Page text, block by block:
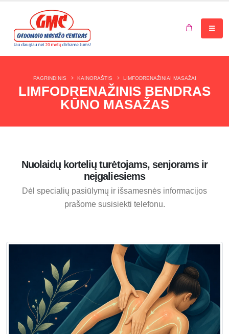
Jūsų krepšelis tuščias.
LIMFODRENAŽINIS BENDRAS
KŪNO MASAŽAS
PAGRINDINIS KAINORAŠTIS LIMFODRENAŽINIAI MASAŽAI
Nuolaidų kortelių turėtojams, senjorams ir
neįgaliesiems
Dėl specialių pasiūlymų ir išsamesnės informacijos
prašome susisiekti telefonu.